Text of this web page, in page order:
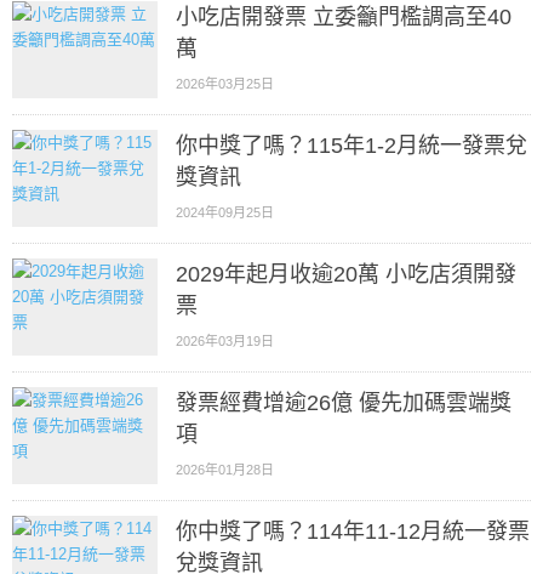
小吃店開發票 立委籲門檻調高至40
萬
2026年03月25日
你中獎了嗎？115年1-2月統一發票兌
獎資訊
2024年09月25日
2029年起月收逾20萬 小吃店須開發
票
2026年03月19日
發票經費增逾26億 優先加碼雲端獎
項
2026年01月28日
你中獎了嗎？114年11-12月統一發票
兌獎資訊